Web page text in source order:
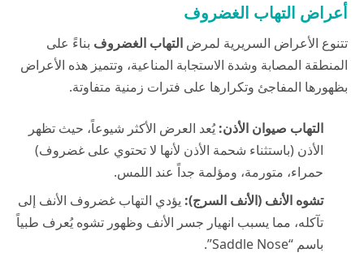
أعراض التهاب الغضروف
تتنوع الأعراض السريرية لمرض التهاب الغضروف بناءً على
المنطقة المصابة وشدة الاستجابة المناعية، وتتميز هذه الأعراض
بظهورها المفاجئ وتكرارها على فترات زمنية متفاوتة.
التهاب صيوان الأذن:يُعد العرض الأكثر شيوعاً، حيث تظهر
الأذن (باستثناء شحمة الأذن لأنها لا تحتوي على غضروف)
حمراء، متورمة، ومؤلمة جداً عند اللمس.
تشوه الأنف (الأنف السرج): يؤدي التهاب غضروف الأنف إلى
تآكله، مما يسبب انهيار جسر الأنف وظهور تشوه يُعرف طبياً
باسم “Saddle Nose”.